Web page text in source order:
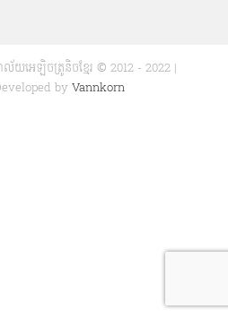
ល័យអេឡិចត្រូនិចខ្មែរ © 2012 - 2022 |
by Vannkorn